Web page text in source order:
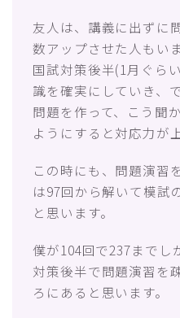
友人は、講義に出ずに
数アップさせた人もいま
国試対策後半(1月ぐら
識を確実にしていき、
問題を作って、こう聞
ようにすると対応力が
この時にも、問題演習
は97回から解いて模試
と思います。
僕が104回で237までし
対策後半で問題演習を
ろにあると思います。